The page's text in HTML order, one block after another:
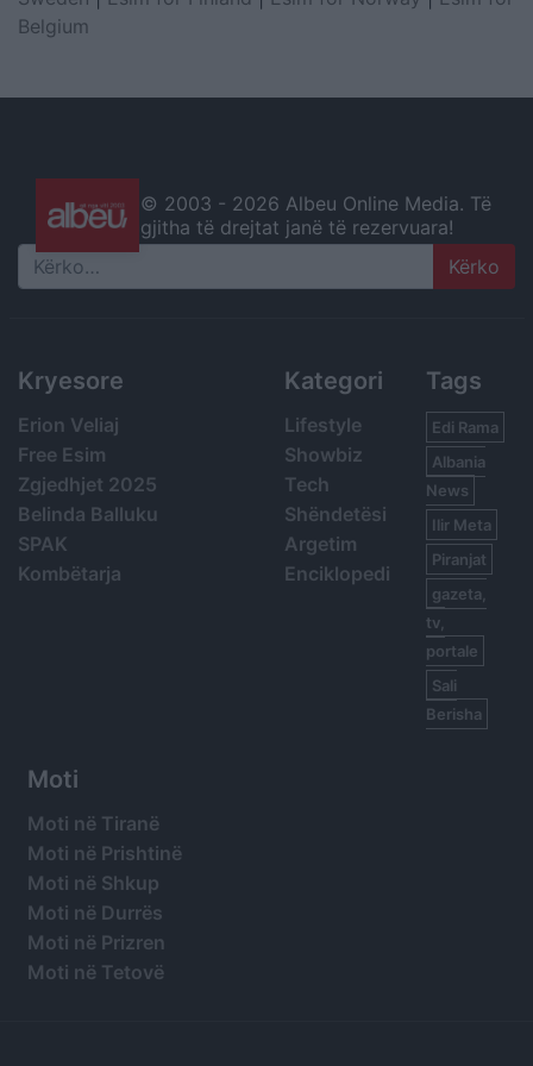
Belgium
© 2003 - 2026 Albeu Online Media. Të
gjitha të drejtat janë të rezervuara!
Search
Kryesore
Erion Veliaj
Free Esim
Zgjedhjet 2025
Belinda Balluku
SPAK
Kombëtarja
Kategori
Lifestyle
Showbiz
Tech
Shëndetësi
Argetim
Enciklopedi
Tags
Edi Rama
Albania
News
Ilir Meta
Piranjat
gazeta,
tv,
portale
Sali
Berisha
Moti
Moti në Tiranë
Moti në Prishtinë
Moti në Shkup
Moti në Durrës
Moti në Prizren
Moti në Tetovë